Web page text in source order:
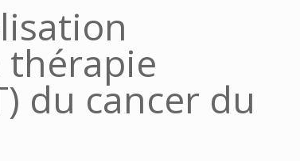
du cancer du